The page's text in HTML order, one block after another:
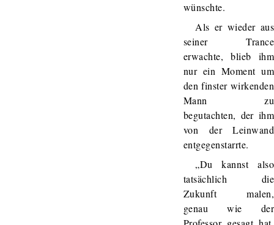
wünschte.
Als er wieder aus
seiner Trance
erwachte, blieb ihm
nur ein Moment um
den finster wirkenden
Mann zu
begutachten, der ihm
von der Leinwand
entgegenstarrte.
„Du kannst also
tatsächlich die
Zukunft malen,
genau wie der